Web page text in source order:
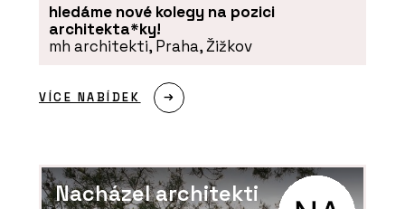
hledáme nové kolegy na pozici
architekta*ky!
mh architekti, Praha, Žižkov
VÍCE NABÍDEK
Nacházel architekti